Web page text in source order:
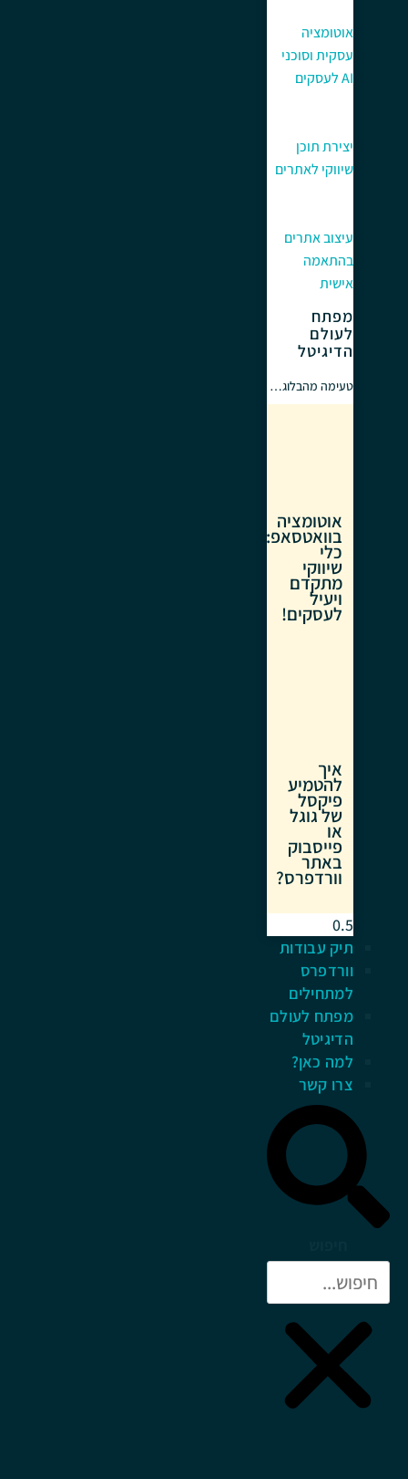
אוטומציה
עסקית וסוכני
AI לעסקים
יצירת תוכן
שיווקי לאתרים
עיצוב אתרים
בהתאמה
אישית
מפתח
לעולם
הדיגיטל
טעימה מהבלוג…
אוטומציה
בוואטסאפ:
כלי
שיווקי
מתקדם
ויעיל
לעסקים!
איך
להטמיע
פיקסל
של גוגל
או
פייסבוק
באתר
וורדפרס?
תיק עבודות
וורדפרס
למתחילים
מפתח לעולם
הדיגיטל
למה כאן?
צרו קשר